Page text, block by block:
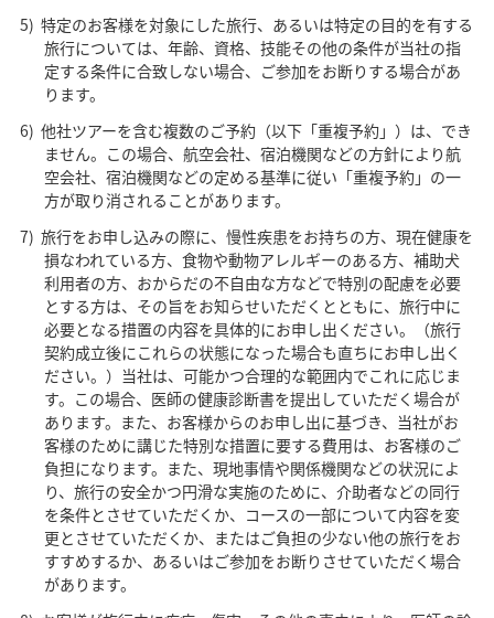
特定のお客様を対象にした旅行、あるいは特定の目的を有する
旅行については、年齢、資格、技能その他の条件が当社の指
定する条件に合致しない場合、ご参加をお断りする場合があ
ります。
他社ツアーを含む複数のご予約（以下「重複予約」）は、でき
ません。この場合、航空会社、宿泊機関などの方針により航
空会社、宿泊機関などの定める基準に従い「重複予約」の一
方が取り消されることがあります。
旅行をお申し込みの際に、慢性疾患をお持ちの方、現在健康を
損なわれている方、食物や動物アレルギーのある方、補助犬
利用者の方、おからだの不自由な方などで特別の配慮を必要
とする方は、その旨をお知らせいただくとともに、旅行中に
必要となる措置の内容を具体的にお申し出ください。（旅行
契約成立後にこれらの状態になった場合も直ちにお申し出く
ださい。）当社は、可能かつ合理的な範囲内でこれに応じま
す。この場合、医師の健康診断書を提出していただく場合が
あります。また、お客様からのお申し出に基づき、当社がお
客様のために講じた特別な措置に要する費用は、お客様のご
負担になります。また、現地事情や関係機関などの状況によ
り、旅行の安全かつ円滑な実施のために、介助者などの同行
を条件とさせていただくか、コースの一部について内容を変
更とさせていただくか、またはご負担の少ない他の旅行をお
すすめするか、あるいはご参加をお断りさせていただく場合
があります。